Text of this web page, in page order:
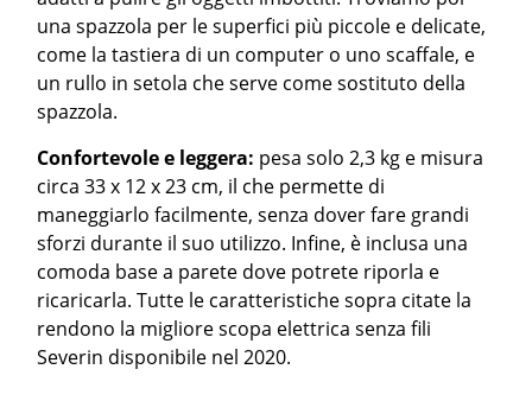
una spazzola per le superfici più piccole e delicate,
come la tastiera di un computer o uno scaffale, e
un rullo in setola che serve come sostituto della
spazzola.
Confortevole e leggera: pesa solo 2,3 kg e misura
circa 33 x 12 x 23 cm, il che permette di
maneggiarlo facilmente, senza dover fare grandi
sforzi durante il suo utilizzo. Infine, è inclusa una
comoda base a parete dove potrete riporla e
ricaricarla. Tutte le caratteristiche sopra citate la
rendono la migliore scopa elettrica senza fili
Severin disponibile nel 2020.